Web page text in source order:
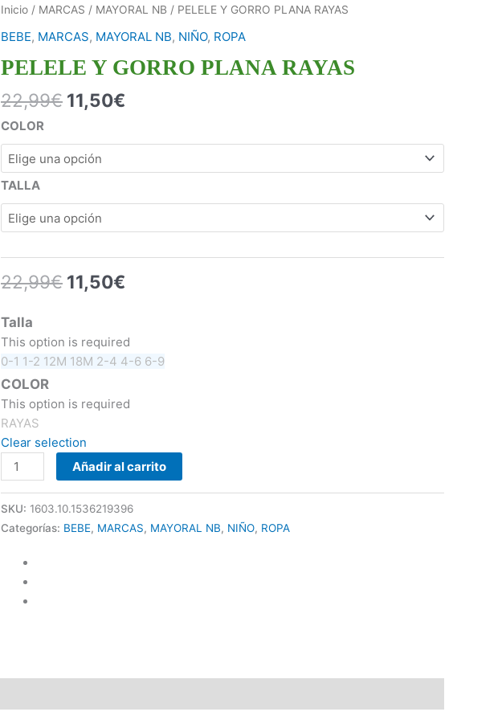
Inicio / MARCAS / MAYORAL NB / PELELE Y GORRO PLANA RAYAS
BEBE, MARCAS, MAYORAL NB, NIÑO, ROPA
PELELE Y GORRO PLANA RAYAS
22,99€ 11,50€
COLOR
TALLA
22,99€ 11,50€
Talla
This option is required
0-1 1-2 12M 18M 2-4 4-6 6-9
COLOR
This option is required
RAYAS
Clear selection
Añadir al carrito
SKU: 1603.10.1536219396
Categorías: BEBE, MARCAS, MAYORAL NB, NIÑO, ROPA